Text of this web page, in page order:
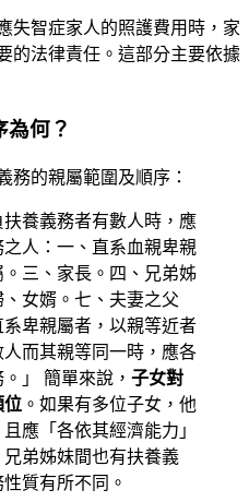
失智症家人的照護費用時，家
的法律責任。這部分主要依據
為何？
務的親屬範圍及順序：
扶養義務者有數人時，應
人：一、直系血親卑親
三、家長。四、兄弟姊
女婿。七、夫妻之父
卑親屬者，以親等近者
而其親等同一時，應各
」 簡單來說， 子女對
位 。如果有多位子女，他
應「各依其經濟能力」
弟姊妹間也有扶養義
質有所不同。